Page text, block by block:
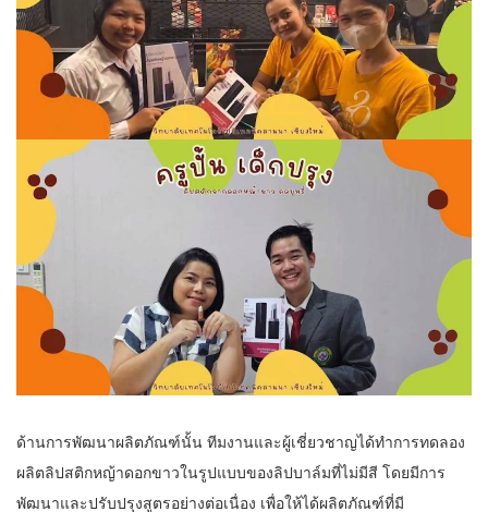
ด้านการพัฒนาผลิตภัณฑ์นั้น ทีมงานและผู้เชี่ยวชาญได้ทำการทดลอง
ผลิตลิปสติกหญ้าดอกขาวในรูปแบบของลิปบาล์มที่ไม่มีสี โดยมีการ
พัฒนาและปรับปรุงสูตรอย่างต่อเนื่อง เพื่อให้ได้ผลิตภัณฑ์ที่มี